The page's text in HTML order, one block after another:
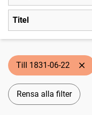
Titel
Till 1831-06-22
Rensa alla filter